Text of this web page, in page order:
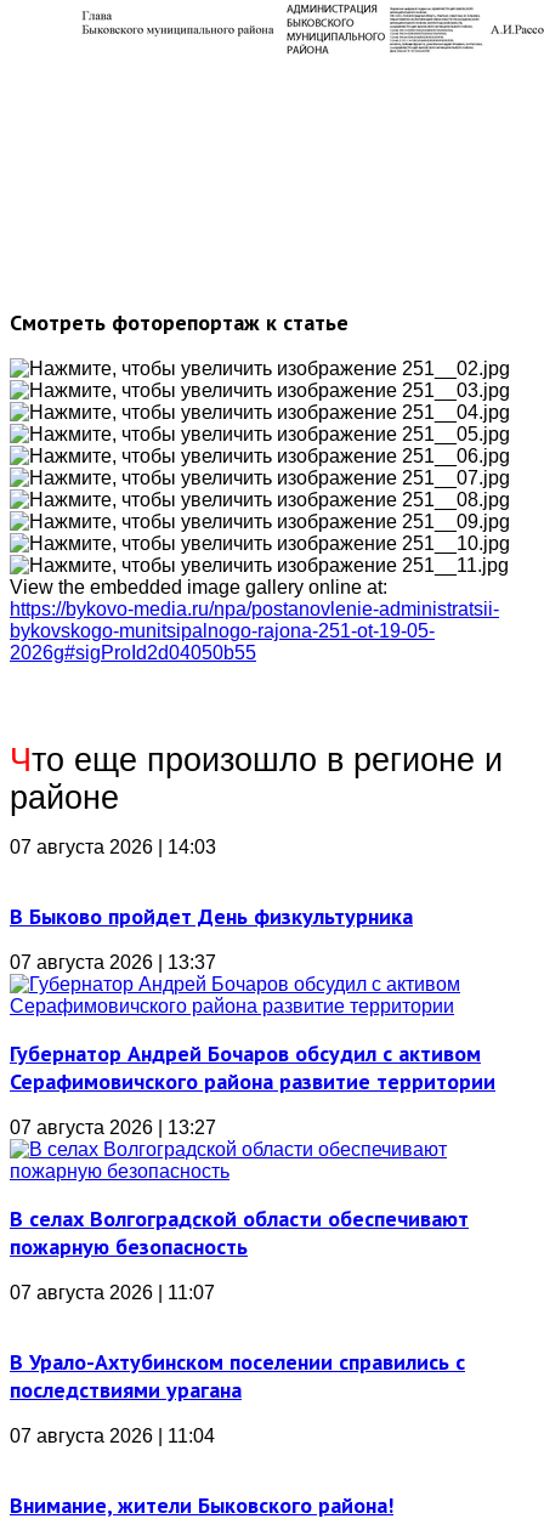
Смотреть фоторепортаж к статье
View the embedded image gallery online at:
https://bykovo-media.ru/npa/postanovlenie-administratsii-
bykovskogo-munitsipalnogo-rajona-251-ot-19-05-
2026g#sigProId2d04050b55
Что еще произошло в регионе и
районе
07 августа 2026 | 14:03
В Быково пройдет День физкультурника
07 августа 2026 | 13:37
Губернатор Андрей Бочаров обсудил с активом
Серафимовичского района развитие территории
07 августа 2026 | 13:27
В селах Волгоградской области обеспечивают
пожарную безопасность
07 августа 2026 | 11:07
В Урало-Ахтубинском поселении справились с
последствиями урагана
07 августа 2026 | 11:04
Внимание, жители Быковского района!